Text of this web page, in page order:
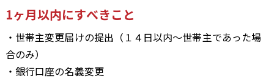
1ヶ月以内にすべきこと
・世帯主変更届けの提出（１４日以内～世帯主であった場
合のみ）
・銀行口座の名義変更